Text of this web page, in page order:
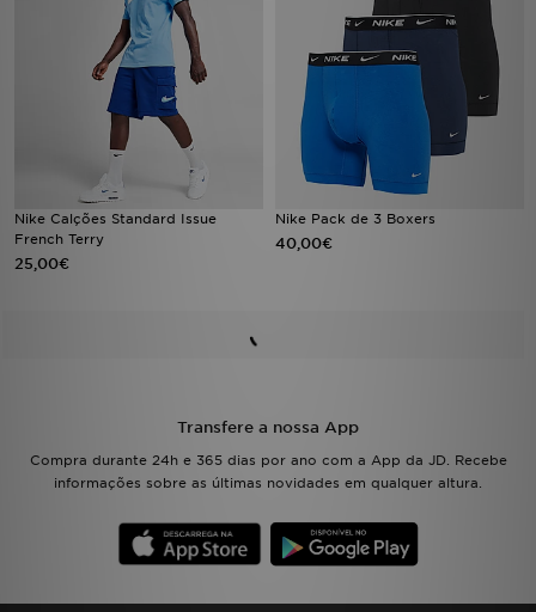
Nike Calções Standard Issue
French Terry
25,00€
Nike Pack de 3 Boxers
40,00€
Transfere a nossa App
Compra durante 24h e 365 dias por ano com a App da JD. Recebe
informações sobre as últimas novidades em qualquer altura.